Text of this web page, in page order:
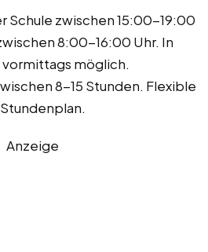
Schule zwischen 15:00-19:00
8:00-16:00 Uhr. In
möglich.
8-15 Stunden. Flexible
Anzeige